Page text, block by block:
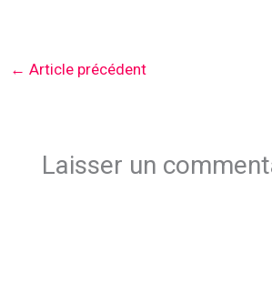
← Article précédent
Laisser un